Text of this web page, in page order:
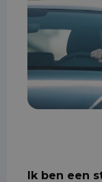
Ik ben een